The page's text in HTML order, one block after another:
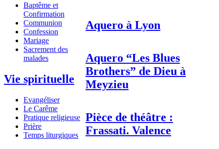
Baptême et
Confirmation
Communion
Confession
Mariage
Sacrement des
malades
Vie spirituelle
Evangéliser
Le Carême
Pratique religieuse
Prière
Temps liturgiques
Aquero à Lyon
Aquero “Les Blues
Brothers” de Dieu à
Meyzieu
Pièce de théâtre :
Frassati. Valence